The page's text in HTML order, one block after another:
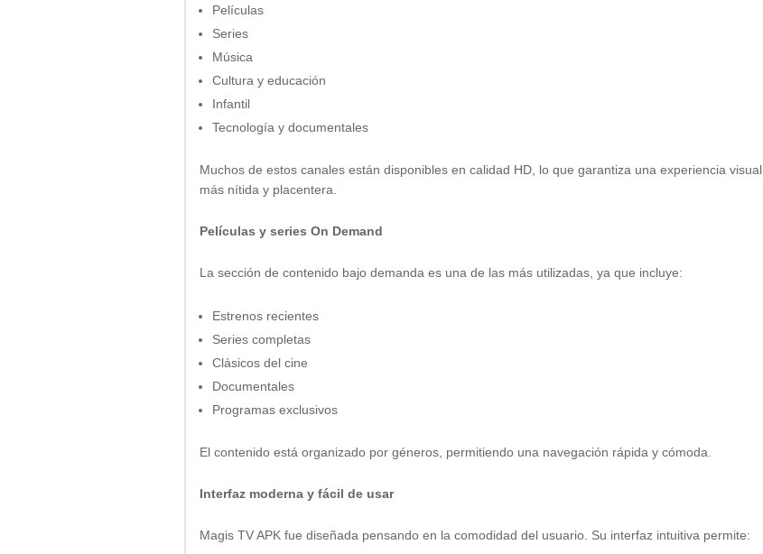
Películas
Series
Música
Cultura y educación
Infantil
Tecnología y documentales
Muchos de estos canales están disponibles en calidad HD, lo que garantiza una experiencia visual
más nítida y placentera.
Películas y series On Demand
La sección de contenido bajo demanda es una de las más utilizadas, ya que incluye:
Estrenos recientes
Series completas
Clásicos del cine
Documentales
Programas exclusivos
El contenido está organizado por géneros, permitiendo una navegación rápida y cómoda.
Interfaz moderna y fácil de usar
Magis TV APK fue diseñada pensando en la comodidad del usuario. Su interfaz intuitiva permite: